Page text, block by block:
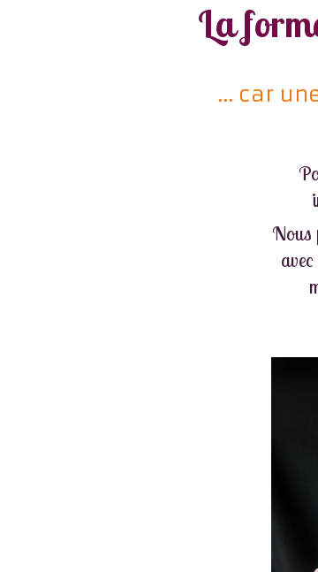
La
... car
Nous